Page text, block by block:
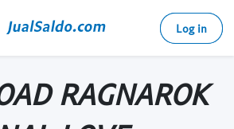
Log in
RAGNAROK